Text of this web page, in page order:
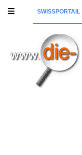
SWISSPORTAIL